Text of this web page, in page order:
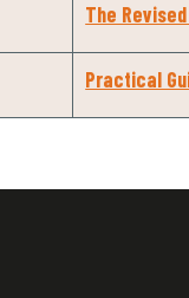
The
Practical